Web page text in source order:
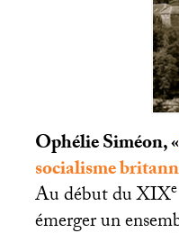
Ophélie Siméon, «
socialisme
Au début duXIXe
émerger un